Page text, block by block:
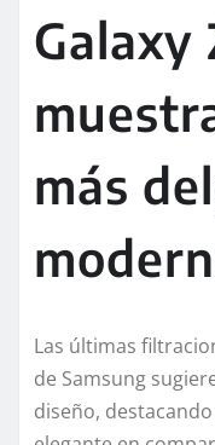
Galaxy
más
Las últimas
de Samsung
diseño,